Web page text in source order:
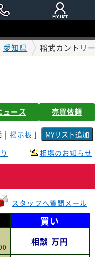
愛知県 稲武カントリ
ュース 売買依頼
| 掲示板 ]
相場のお知らせ
スタッフへ質問メール
買い
相談 万円